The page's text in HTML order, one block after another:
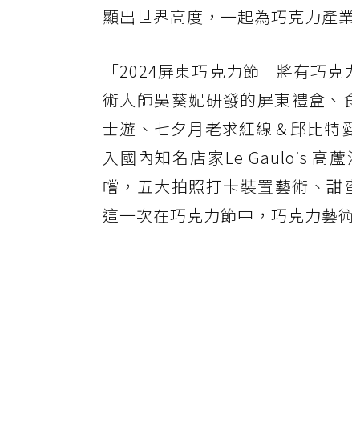
顯出世界高度，一起為巧克力產
「2024屏東巧克力節」將有巧
術大師吳葵妮研發的屏東禮盒
士遊、七夕月老求紅線＆邱比特
入國內知名店家Le Gaulois 高
嚐，五大拍照打卡裝置藝術、甜
這一次在巧克力節中，巧克力藝